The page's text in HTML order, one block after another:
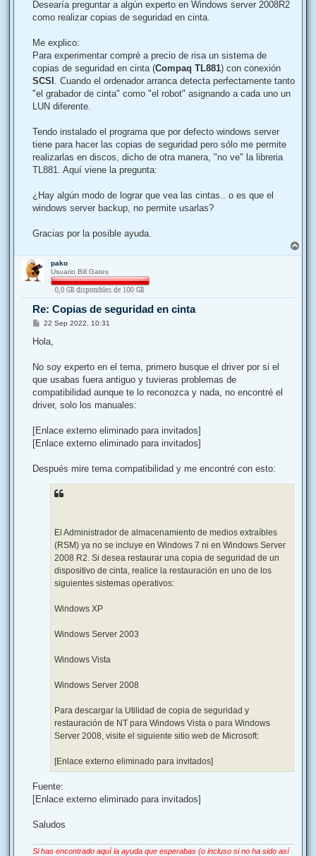
j
Desearía preguntar a algún experto en Windows server 2008R2
como realizar copias de seguridad en cinta.
Me explico:
Para experimentar compré a precio de risa un sistema de
copias de seguridad en cinta (Compaq TL881) con conexión
SCSI . Cuando el ordenador arranca detecta perfectamente tanto
"el grabador de cinta" como "el robot" asignando a cada uno un
LUN diferente.
Tendo instalado el programa que por defecto windows server
tiene para hacer las copias de seguridad pero sólo me permite
realizarlas en discos, dicho de otra manera, "no ve" la libreria
TL881. Aquí viene la pregunta:
¿Hay algún modo de lograr que vea las cintas.. o es que el
windows server backup, no permite usarlas?
Gracias por la posible ayuda.
r
pako
Usuario Bill Gates
Re: Copias de seguridad en cinta
M
n
j
22 Sep 2022, 10:31
Hola,
No soy experto en el tema, primero busque el driver por si el
que usabas fuera antiguo y tuvieras problemas de
compatibilidad aunque te lo reconozca y nada, no encontré el
driver, solo los manuales:
[Enlace externo eliminado para invitados]
[Enlace externo eliminado para invitados]
Después mire tema compatibilidad y me encontré con esto:
El Administrador de almacenamiento de medios extraíbles
(RSM) ya no se incluye en Windows 7 ni en Windows Server
2008 R2. Si desea restaurar una copia de seguridad de un
dispositivo de cinta, realice la restauración en uno de los
siguientes sistemas operativos:
Windows XP
Windows Server 2003
Windows Vista
Windows Server 2008
Para descargar la Utilidad de copia de seguridad y
restauración de NT para Windows Vista o para Windows
Server 2008, visite el siguiente sitio web de Microsoft:
[Enlace externo eliminado para invitados]
Fuente:
[Enlace externo eliminado para invitados]
Saludos
Si has encontrado aquí la ayuda que esperabas (o incluso si no ha sido así